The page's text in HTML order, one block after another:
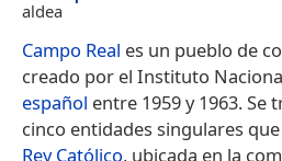
aldea
Campo Real es un pueblo de
creado por el Instituto
español entre 1959 y 1963. Se
cinco entidades singulares
Rey Católico,​ ubicada en la